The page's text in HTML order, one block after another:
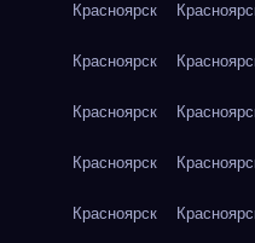
Красноярск
Красноярск
Красноярск
Красноярск
Красноярск